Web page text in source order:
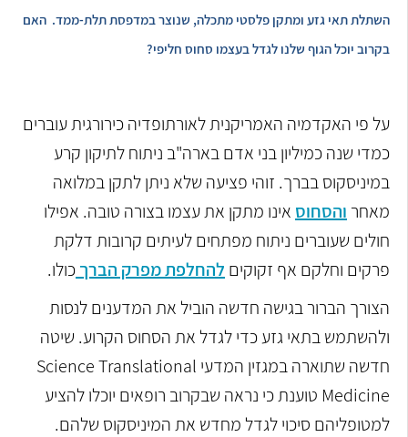
השתלת תאי גזע ומתקן פלסטי מתכלה, שנוצר במדפסתתלת-ממד. האם
בקרוב יוכל הגוף שלנו לגדל בעצמו סחוס חליפי?
על פי האקדמיה האמריקנית לאורתופדיה כירורגית עוברים
כמדי שנה כמיליון בני אדם בארה"ב ניתוח לתיקון קרע
במיניסקוס בברך. זוהי פציעה שלא ניתן לתקן במלואה
מאחר והסחוס אינו מתקן את עצמו בצורה טובה. אפילו
חולים שעוברים ניתוח מפתחים לעיתים קרובות דלקת
פרקים וחלקם אף זקוקים להחלפת מפרק הברךכולו.
הצורך הברור בגישה חדשה הוביל את המדענים לנסות
ולהשתמש בתאי גזע כדי לגדל את הסחוס הקרוע. שיטה
חדשה שתוארה במגזין המדעי Science Translational
Medicine טוענת כי נראה שבקרוב רופאים יוכלו להציע
למטופליהם סיכוי לגדל מחדש את המיניסקוס שלהם.